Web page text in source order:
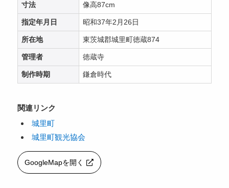
寸法 像高87cm
指定年月日 昭和37年2月26日
所在地 東茨城郡城里町徳蔵874
管理者 徳蔵寺
制作時期 鎌倉時代
関連リンク
城里町
城里町観光協会
GoogleMapを開く